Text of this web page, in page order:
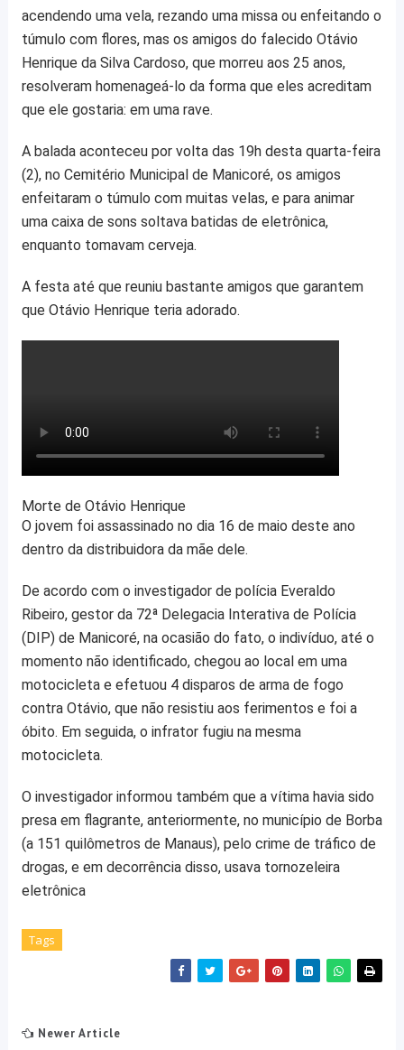
a
r
r
I
a
g
e
acendendo uma vela, rezando uma missa ou enfeitando o
túmulo com flores, mas os amigos do falecido Otávio
Henrique da Silva Cardoso, que morreu aos 25 anos,
resolveram homenageá-lo da forma que eles acreditam
que ele gostaria: em uma rave.
A balada aconteceu por volta das 19h desta quarta-feira
(2), no Cemitério Municipal de Manicoré, os amigos
enfeitaram o túmulo com muitas velas, e para animar
uma caixa de sons soltava batidas de eletrônica,
enquanto tomavam cerveja.
A festa até que reuniu bastante amigos que garantem
que Otávio Henrique teria adorado.
Morte de Otávio Henrique
O jovem foi assassinado no dia 16 de maio deste ano
dentro da distribuidora da mãe dele.
De acordo com o investigador de polícia Everaldo
Ribeiro, gestor da 72ª Delegacia Interativa de Polícia
(DIP) de Manicoré, na ocasião do fato, o indivíduo, até o
momento não identificado, chegou ao local em uma
motocicleta e efetuou 4 disparos de arma de fogo
contra Otávio, que não resistiu aos ferimentos e foi a
óbito. Em seguida, o infrator fugiu na mesma
motocicleta.
O investigador informou também que a vítima havia sido
presa em flagrante, anteriormente, no município de Borba
(a 151 quilômetros de Manaus), pelo crime de tráfico de
drogas, e em decorrência disso, usava tornozeleira
eletrônica
Tags
Newer Article